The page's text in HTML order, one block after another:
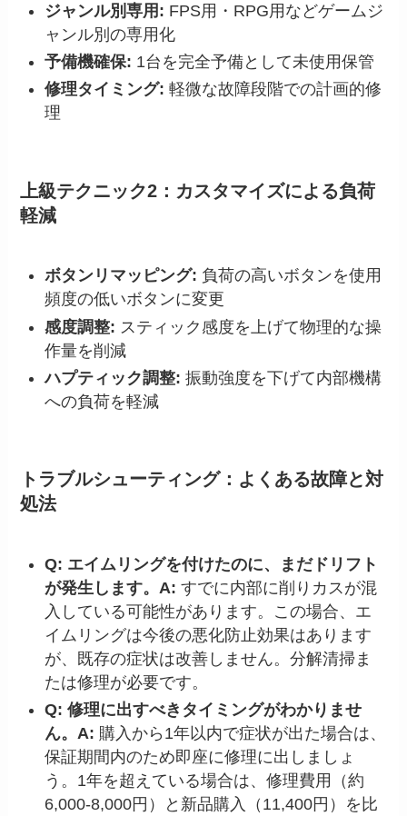
ジャンル別専用: FPS用・RPG用などゲームジ
ャンル別の専用化
予備機確保: 1台を完全予備として未使用保管
修理タイミング: 軽微な故障段階での計画的修
理
上級テクニック2：カスタマイズによる負荷
軽減
ボタンリマッピング: 負荷の高いボタンを使用
頻度の低いボタンに変更
感度調整: スティック感度を上げて物理的な操
作量を削減
ハプティック調整: 振動強度を下げて内部機構
への負荷を軽減
トラブルシューティング：よくある故障と対
処法
Q: エイムリングを付けたのに、まだドリフト
が発生します。 A: すでに内部に削りカスが混
入している可能性があります。この場合、エ
イムリングは今後の悪化防止効果はあります
が、既存の症状は改善しません。分解清掃ま
たは修理が必要です。
Q: 修理に出すべきタイミングがわかりませ
ん。 A: 購入から1年以内で症状が出た場合は、
保証期間内のため即座に修理に出しましょ
う。1年を超えている場合は、修理費用（約
6,000-8,000円）と新品購入（11,400円）を比